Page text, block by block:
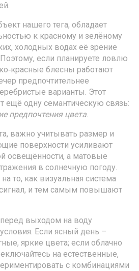
нашего тега, обладает
к красному и зелёному
холодных водах её зрение
если планируете ловлю
блесны работают
предпочтительнее
варианты. Этот
ещё одну семантическую связь:
предпочтения цвета.
важно учитывать размер и
поверхности усиливают
освещённости, а матовые
в солнечную погоду.
то, как визуальная система
и тем самым повышают
выходом на воду
Если ясный день –
яркие цвета; если облачно
на естественные,
с комбинациями